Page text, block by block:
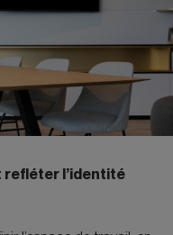
refléter l’identité